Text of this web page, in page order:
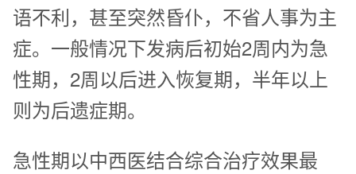
语不利，甚至突然昏仆，不省人事为主
症。一般情况下发病后初始2周内为急
性期，2周以后进入恢复期，半年以上
则为后遗症期。
急性期以中西医结合综合治疗效果最